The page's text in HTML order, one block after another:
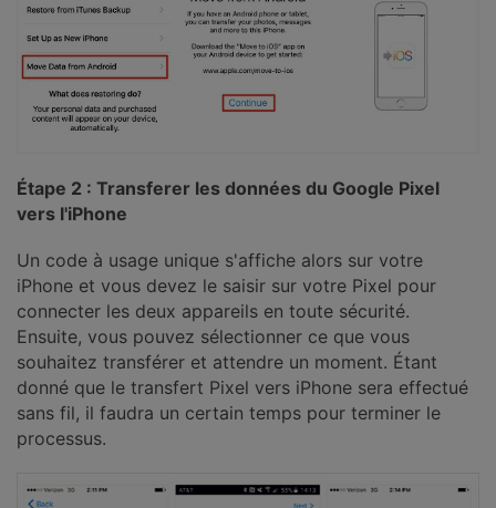
Étape 2 : Transferer les données du Google Pixel
vers l'iPhone
Un code à usage unique s'affiche alors sur votre
iPhone et vous devez le saisir sur votre Pixel pour
connecter les deux appareils en toute sécurité.
Ensuite, vous pouvez sélectionner ce que vous
souhaitez transférer et attendre un moment. Étant
donné que le transfert Pixel vers iPhone sera effectué
sans fil, il faudra un certain temps pour terminer le
processus.